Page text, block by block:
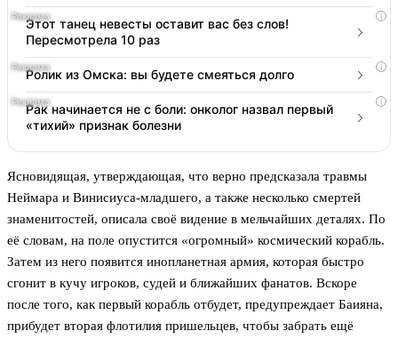
i
Этот танец невесты оставит вас без слов!
Пересмотрела 10 раз
i
Ролик из Омска: вы будете смеяться долго
i
Рак начинается не с боли: онколог назвал первый
«тихий» признак болезни
Ясновидящая, утверждающая, что верно предсказала травмы
Неймара и Винисиуса-младшего, а также несколько смертей
знаменитостей, описала своё видение в мельчайших деталях. По
её словам, на поле опустится «огромный» космический корабль.
Затем из него появится инопланетная армия, которая быстро
сгонит в кучу игроков, судей и ближайших фанатов. Вскоре
после того, как первый корабль отбудет, предупреждает Баияна,
прибудет вторая флотилия пришельцев, чтобы забрать ещё